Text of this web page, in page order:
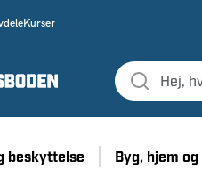
Kurser
beskyttelse Byg, hjem og